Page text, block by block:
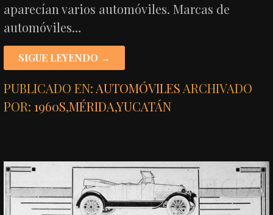
aparecían varios automóviles. Marcas de
automóviles…
SIGUE LEYENDO →
PUBLICADO EN: AUTOMÓVILES ARCHIVADO
POR:1960S,MÉRIDA,YUCATÁN